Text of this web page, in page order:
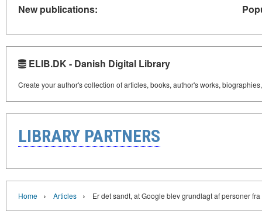
New publications:
ELIB.DK - Danish Digital Library
Create your author's collection of articles, books, author's works,
LIBRARY PARTNERS
Home › Articles › Er det sandt, at Google blev grundlagt af personer